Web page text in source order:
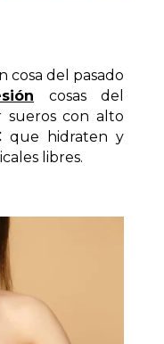
cosa del pasado
cosas del
sueros con alto
que hidraten y
libres.